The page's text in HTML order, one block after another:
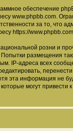
обеспечение
www.phpbb.com.
за то, что
https://
розни и
размещения
IP-адреса всех
эта информация не
могут привести